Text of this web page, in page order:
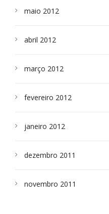
maio 2012
abril 2012
março 2012
fevereiro 2012
janeiro 2012
dezembro 2011
novembro 2011